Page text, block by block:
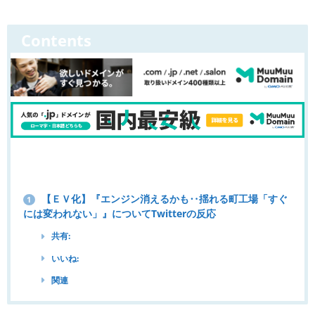
Contents
1
【ＥＶ化】『エンジン消えるかも‥揺れる町工場「すぐ
には変われない」』についてTwitterの反応
共有:
いいね:
関連